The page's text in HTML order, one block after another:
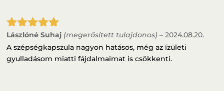
Értékelés:
5 / 5
Lászlóné Suhaj (megerősített tulajdonos) – 2024.08.20.
A szépségkapszula nagyon hatásos, még az ízületi
gyulladásom miatti fájdalmaimat is csökkenti.